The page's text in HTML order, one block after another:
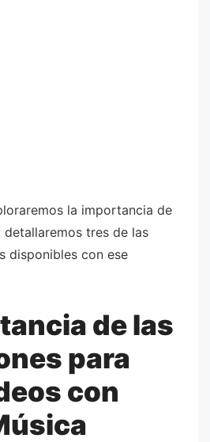
la importancia de
tres de las
disponibles con ese
de las
para
con